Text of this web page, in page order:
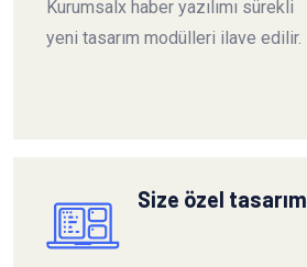
Kurumsalx haber yazılımı sürekli
yeni tasarım modülleri ilave edilir.
Size özel tasarım